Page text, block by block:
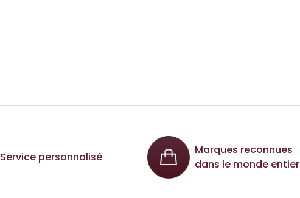
Service personnalisé
Marques reconnues
dans le monde entier